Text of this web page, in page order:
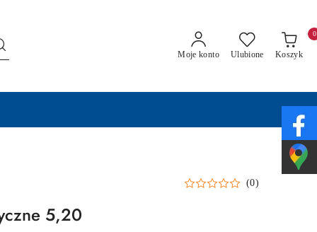
Moje konto Ulubione Koszyk
0
(0)
5,20